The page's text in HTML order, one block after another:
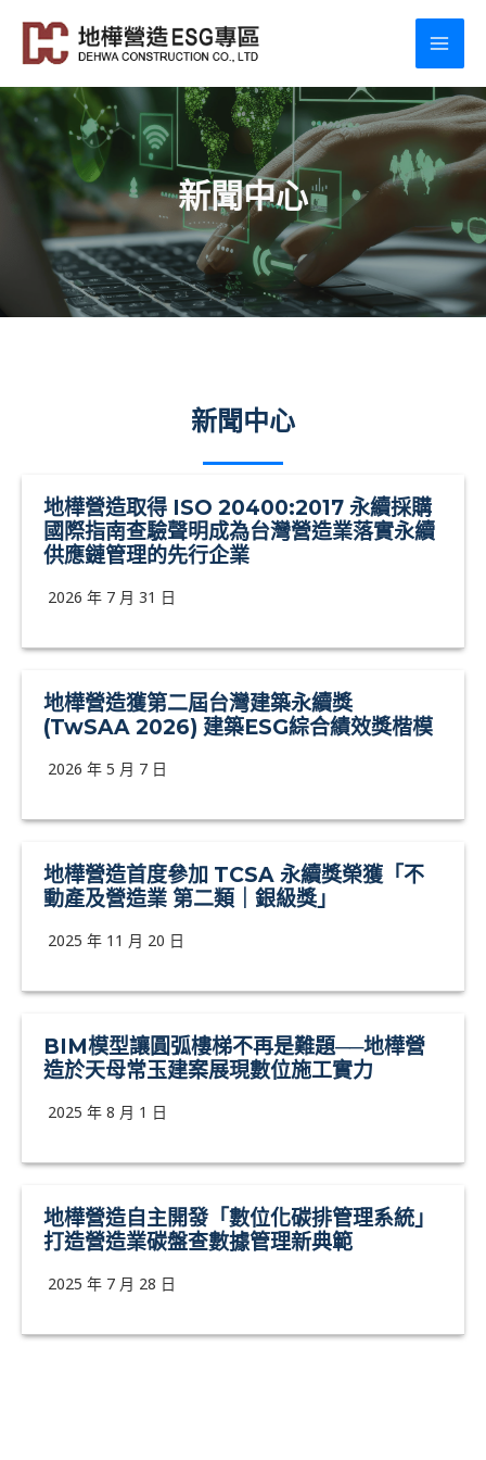
要
內
新聞中心
新聞中心
地樺營造取得 ISO 20400:2017 永續採購
國際指南查驗聲明成為台灣營造業落實永續
供應鏈管理的先行企業
2026 年 7 月 31 日
地樺營造獲第二屆台灣建築永續獎
(TwSAA 2026) 建築ESG綜合績效獎楷模
2026 年 5 月 7 日
地樺營造⾸度參加 TCSA 永續獎榮獲「不
動產及營造業 第⼆類｜銀級獎」
2025 年 11 月 20 日
BIM模型讓圓弧樓梯不再是難題──地樺營
造於天母常玉建案展現數位施工實力
2025 年 8 月 1 日
地樺營造自主開發「數位化碳排管理系統」
打造營造業碳盤查數據管理新典範
2025 年 7 月 28 日